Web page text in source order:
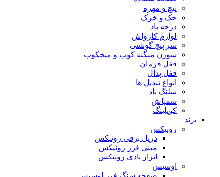
پیچ و مهره
جک و خرک
درجه باد
لوازم کارواش
سر پیچ گوشتی
سوزن منگنه کوب و میخکوب
قفل فرمان
قفل پدال
انواع تبدیل ها
شلنگ باد
سمپاش
کوپلینگ
برند
رونیکس
دریل برقی رونیکس
مینی فرز رونیکس
ابزار بادی رونیکس
اوسیس
صفحه سنگ فرز اوسیس